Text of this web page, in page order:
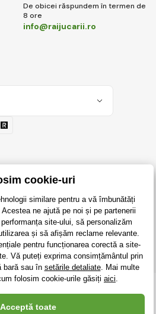
De obicei răspundem în termen de
8 ore
info@raijucarii.ro
drepturile rezervate
prin reCAPTCHA și se aplică
personalecompaniile Google și ale lor
eficiente de laRIESENIA